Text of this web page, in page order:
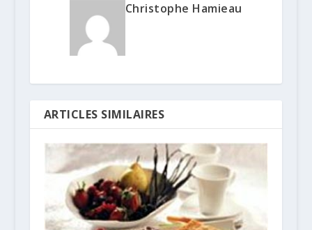
Christophe Hamieau
ARTICLES SIMILAIRES